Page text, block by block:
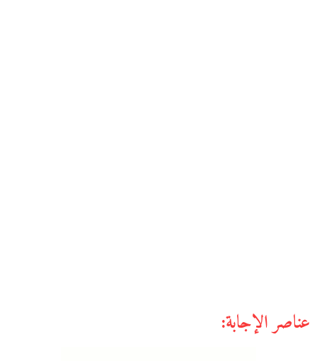
عناصر الإجابة: